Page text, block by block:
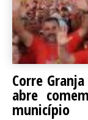
Corre
abre
município